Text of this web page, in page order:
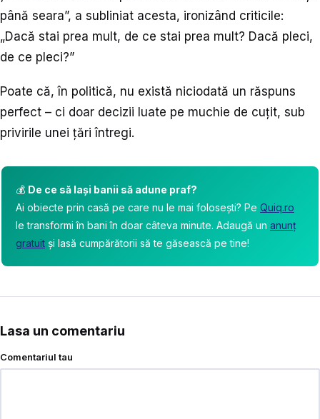
până seara”, a subliniat acesta, ironizând criticile:
„Dacă stai prea mult, de ce stai prea mult? Dacă pleci,
de ce pleci?”
Poate că, în politică, nu există niciodată un răspuns
perfect – ci doar decizii luate pe muchie de cuțit, sub
privirile unei țări întregi.
💰 De ce să lași banii să adune praf?
Ai obiecte prin casă pe care nu le mai folosești? Pe Quiq.ro
le transformi în bani în doar câteva minute. Adaugă un anunț
gratuit și lasă cumpărătorii să te găsească pe tine!
Lasa un comentariu
Comentariul tau